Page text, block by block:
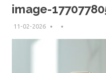
image-
11-02-2026